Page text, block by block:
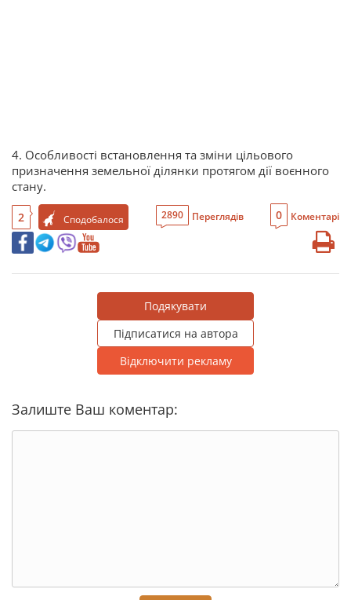
4. Особливості встановлення та зміни цільового
призначення земельної ділянки протягом дії воєнного
стану.
2 Сподобалося 2890 Переглядів 0 Коментарі
Подякувати
Підписатися на автора
Відключити рекламу
Залиште Ваш коментар: